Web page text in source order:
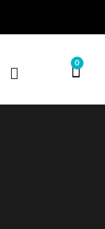
0